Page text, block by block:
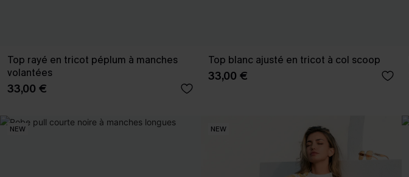
Top rayé en tricot péplum à manches
volantées
33,00 €
Top blanc ajusté en tricot à col scoop
33,00 €
NEW NEW